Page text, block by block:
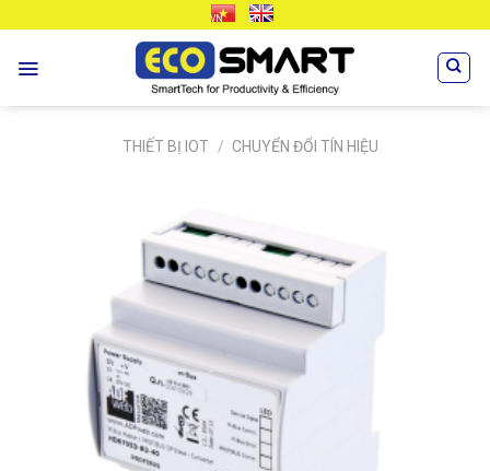
content
VN EN
THIẾT BỊ IOT / CHUYỂN ĐỔI TÍN HIỆU